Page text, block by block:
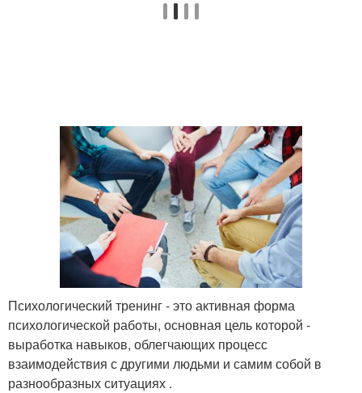
Психологический тренинг - это активная форма
психологической работы, основная цель которой -
выработка навыков, облегчающих процесс
взаимодействия с другими людьми и самим собой в
разнообразных ситуациях .